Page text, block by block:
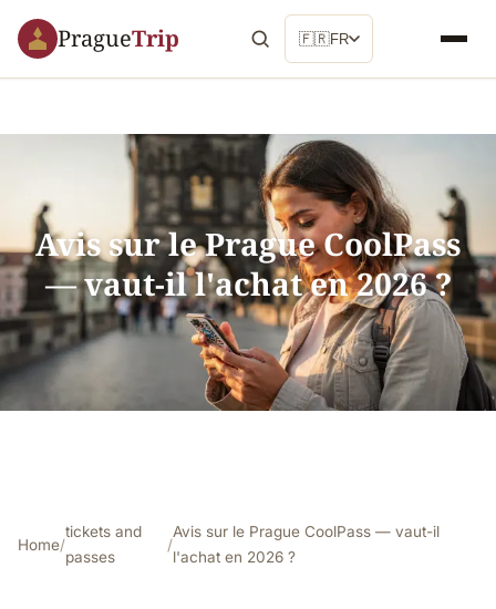
PragueTrip 🇫🇷FR
Avis sur le Prague CoolPass
— vaut-il l'achat en 2026 ?
Home/
tickets and
passes
/
Avis sur le Prague CoolPass — vaut-il
l'achat en 2026 ?